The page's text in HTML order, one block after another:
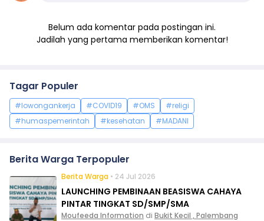
Belum ada komentar pada postingan ini.
Jadilah yang pertama memberikan komentar!
Tagar Populer
#lowongankerja #COVID19 #OMS
#religi
#humaspemerintah
#kesehatan #MADANI
Berita Warga Terpopuler
Berita Warga • 24 Jul 2026
LAUNCHING PEMBINAAN BEASISWA CAHAYA
PINTAR TINGKAT SD/SMP/SMA
Moufeeda Information di Bukit Kecil , Palembang